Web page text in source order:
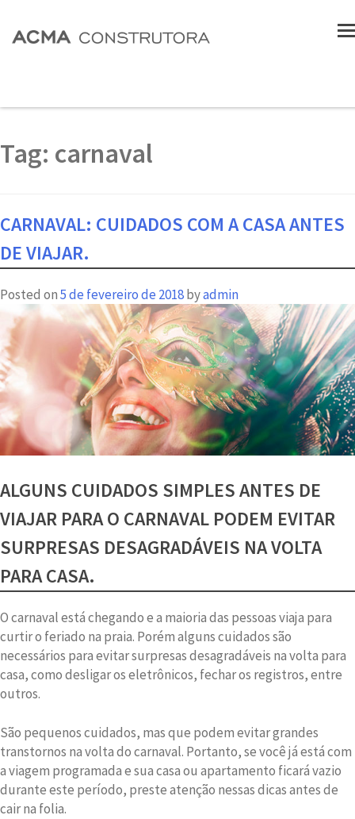
Tag: carnaval
CARNAVAL: CUIDADOS COM A CASA ANTES
DE VIAJAR.
Posted on5 de fevereiro de 2018byadmin
ALGUNS CUIDADOS SIMPLES ANTES DE
VIAJAR PARA O CARNAVAL PODEM EVITAR
SURPRESAS DESAGRADÁVEIS NA VOLTA
PARA CASA.
O carnaval está chegando e a maioria das pessoas viaja para
curtir o feriado na praia. Porém alguns cuidados são
necessários para evitar surpresas desagradáveis na volta para
casa, como desligar os eletrônicos, fechar os registros, entre
outros.
São pequenos cuidados, mas que podem evitar grandes
transtornos na volta do carnaval. Portanto, se você já está com
a viagem programada e sua casa ou apartamento ficará vazio
durante este período, preste atenção nessas dicas antes de
cair na folia.